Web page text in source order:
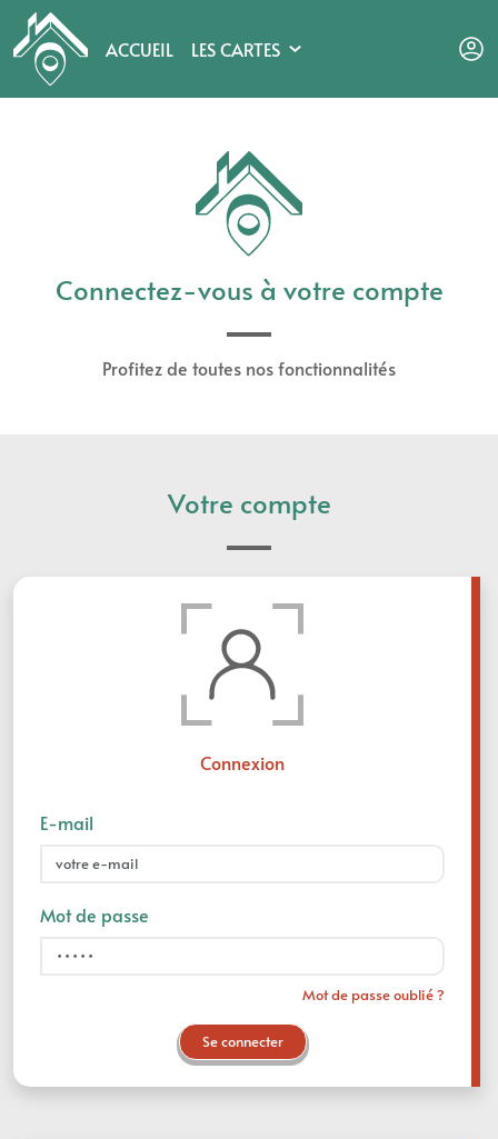
ACCUEIL LES CARTES
EXPLORER
CONNEXION
Connectez-vous à votre compte
Profitez de toutes nos fonctionnalités
Votre compte
Connexion
E-mail
Mot de passe
Mot de passe oublié ?
Se connecter